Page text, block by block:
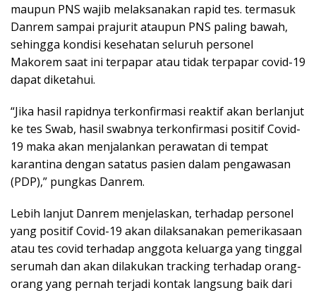
maupun PNS wajib melaksanakan rapid tes. termasuk
Danrem sampai prajurit ataupun PNS paling bawah,
sehingga kondisi kesehatan seluruh personel
Makorem saat ini terpapar atau tidak terpapar covid-19
dapat diketahui.
“Jika hasil rapidnya terkonfirmasi reaktif akan berlanjut
ke tes Swab, hasil swabnya terkonfirmasi positif Covid-
19 maka akan menjalankan perawatan di tempat
karantina dengan satatus pasien dalam pengawasan
(PDP),” pungkas Danrem.
Lebih lanjut Danrem menjelaskan, terhadap personel
yang positif Covid-19 akan dilaksanakan pemerikasaan
atau tes covid terhadap anggota keluarga yang tinggal
serumah dan akan dilakukan tracking terhadap orang-
orang yang pernah terjadi kontak langsung baik dari